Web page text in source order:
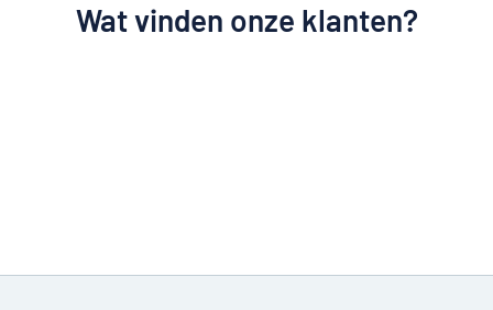
Wat vinden onze klanten?